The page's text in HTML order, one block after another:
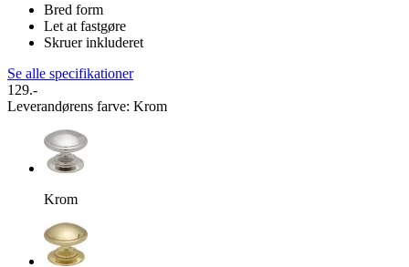
Bred form
Let at fastgøre
Skruer inkluderet
Se alle specifikationer
129.-
Leverandørens farve: Krom
Krom